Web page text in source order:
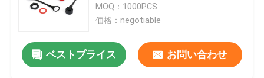
家
MOQ：1000PCS
価格：negotiable
ベストプライス お問い合わせ